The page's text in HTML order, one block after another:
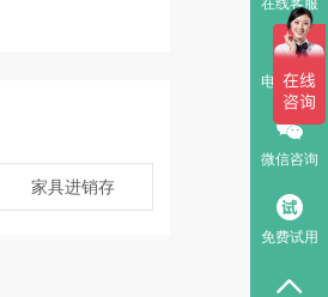
家具进销存
电话咨询
微信咨询
免费试用